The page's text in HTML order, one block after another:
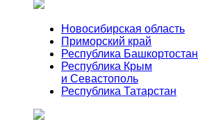
Новосибирская область
Приморский край
Республика Башкортостан
Республика Крым
и Севастополь
Республика Татарстан